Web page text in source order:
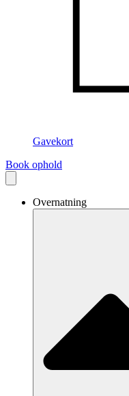
Gavekort
Book ophold
Overnatning